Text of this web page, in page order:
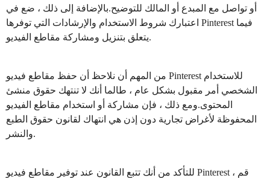
أو تواصل مع المبدع أو المالك للتوضيح.بالإضافة إلى ذلك ، ضع في
اعتبارك شروط الاستخدام والإرشادات التي توفرها Pinterest فيما
يتعلق بتنزيل ومشاركة مقاطع الفيديو.
من المهم أن نلاحظ أن حفظ مقاطع فيديو Pinterest للاستخدام
الشخصي أمر مقبول بشكل عام ، طالما أنك لا تنتهك حقوق منشئ
المحتوى.ومع ذلك ، فإن مشاركة أو استخدام مقاطع الفيديو
المحفوظة لأغراض تجارية دون إذن هي انتهاك لقانون حقوق الطبع
والنشر.
للتأكد من أنك تتبع القانون عند توفير مقاطع فيديو Pinterest ، قم